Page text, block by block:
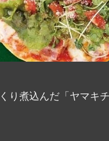
煮込んだ「ヤマキチ